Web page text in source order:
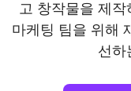
고 창작물을 제
마케팅 팀을 위해
선하